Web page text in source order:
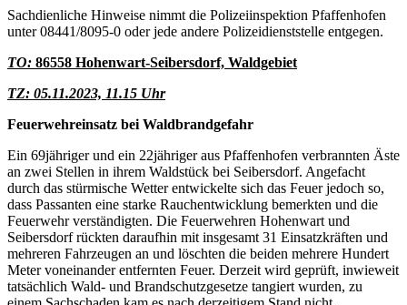
Sachdienliche Hinweise nimmt die Polizeiinspektion Pfaffenhofen
unter 08441/8095-0 oder jede andere Polizeidienststelle entgegen.
TO: 86558 Hohenwart-Seibersdorf, Waldgebiet
TZ: 05.11.2023, 11.15 Uhr
Feuerwehreinsatz bei Waldbrandgefahr
Ein 69jähriger und ein 22jähriger aus Pfaffenhofen verbrannten Äste
an zwei Stellen in ihrem Waldstück bei Seibersdorf. Angefacht
durch das stürmische Wetter entwickelte sich das Feuer jedoch so,
dass Passanten eine starke Rauchentwicklung bemerkten und die
Feuerwehr verständigten. Die Feuerwehren Hohenwart und
Seibersdorf rückten daraufhin mit insgesamt 31 Einsatzkräften und
mehreren Fahrzeugen an und löschten die beiden mehrere Hundert
Meter voneinander entfernten Feuer. Derzeit wird geprüft, inwieweit
tatsächlich Wald- und Brandschutzgesetze tangiert wurden, zu